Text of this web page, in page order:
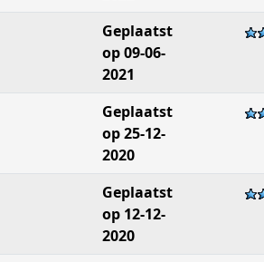
Geplaatst
op 09-06-
2021
Geplaatst
op 25-12-
2020
Geplaatst
op 12-12-
2020